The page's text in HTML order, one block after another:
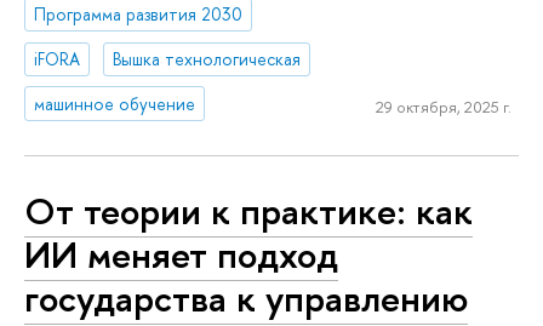
Программа развития 2030
iFORA
Вышка технологическая
машинное обучение
29 октября, 2025 г.
От теории к практике: как
ИИ меняет подход
государства к управлению